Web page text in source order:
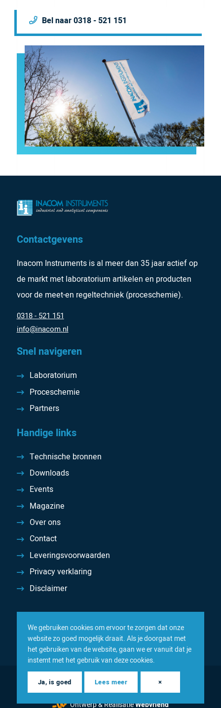
Bel naar 0318 - 521 151
Contactgevens
Inacom Instruments is al meer dan 35 jaar actief op
de markt met laboratorium artikelen en producten
voor de meet-en regeltechniek (proceschemie).
0318 - 521 151
info@inacom.nl
Snel navigeren
Laboratorium
Proceschemie
Partners
Handige links
Technische bronnen
Downloads
Events
Magazine
Over ons
Contact
Leveringsvoorwaarden
Privacy verklaring
Disclaimer
© 2026 Inacom — Sterk in spareparts, consumables en
componenten
Ontwerp & RealisatieWebvriend
We gebruiken cookies om ervoor te zorgen dat onze
website zo goed mogelijk draait. Als je doorgaat met
het gebruiken van de website, gaan we er vanuit dat je
instemt met het gebruik van deze cookies.
Ja, is goed Lees meer ×